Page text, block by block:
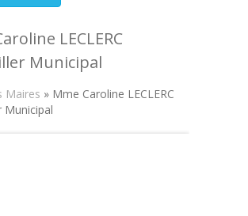
LECLERC
Municipal
Maires » Mme Caroline LECLERC
Municipal